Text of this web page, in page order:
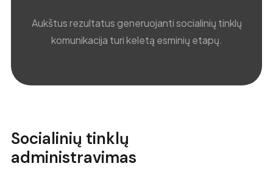
Aukštus rezultatus generuojanti socialinių tinklų
komunikacija turi keletą esminių etapų.
Socialinių tinklų
administravimas